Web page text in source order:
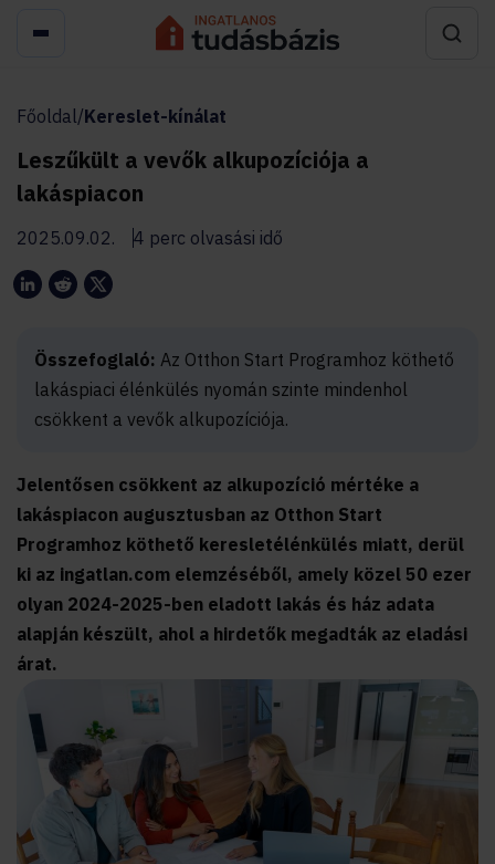
Főoldal/Kereslet-kínálat
Leszűkült a vevők alkupozíciója a
lakáspiacon
2025.09.02. 4 perc olvasási idő
Összefoglaló: Az Otthon Start Programhoz köthető
lakáspiaci élénkülés nyomán szinte mindenhol
csökkent a vevők alkupozíciója.
Jelentősen csökkent az alkupozíció mértéke a
lakáspiacon augusztusban az Otthon Start
Programhoz köthető keresletélénkülés miatt, derül
ki az ingatlan.com elemzéséből, amely közel 50 ezer
olyan 2024-2025-ben eladott lakás és ház adata
alapján készült, ahol a hirdetők megadták az eladási
árat.